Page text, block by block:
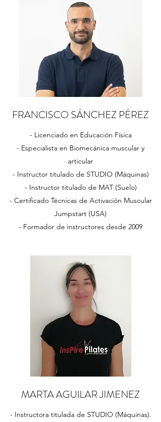
FRANCISCO SÁNCHEZ PÉREZ
- Licenciado en Educación Física
- Especialista en Biomecánica muscular y
articular
- Instructor titulado de STUDIO (Máquinas)
- Instructor titulado de MAT (Suelo)
- Certificado Técnicas de Activación Muscular
Jumpstart (USA)
- Formador de instructores desde 2009
MARTA AGUILAR JIMENEZ
- Instructora titulada de STUDIO (Máquinas).